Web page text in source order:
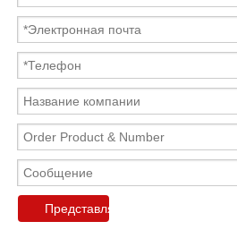
Представлять на рассмотрение